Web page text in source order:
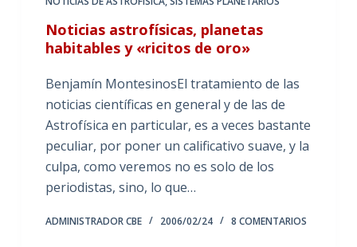
Noticias astrofísicas, planetas
habitables y «ricitos de oro»
Benjamín MontesinosEl tratamiento de las
noticias científicas en general y de las de
Astrofísica en particular, es a veces bastante
peculiar, por poner un calificativo suave, y la
culpa, como veremos no es solo de los
periodistas, sino, lo que…
ADMINISTRADOR CBE 2006/02/24 8 COMENTARIOS